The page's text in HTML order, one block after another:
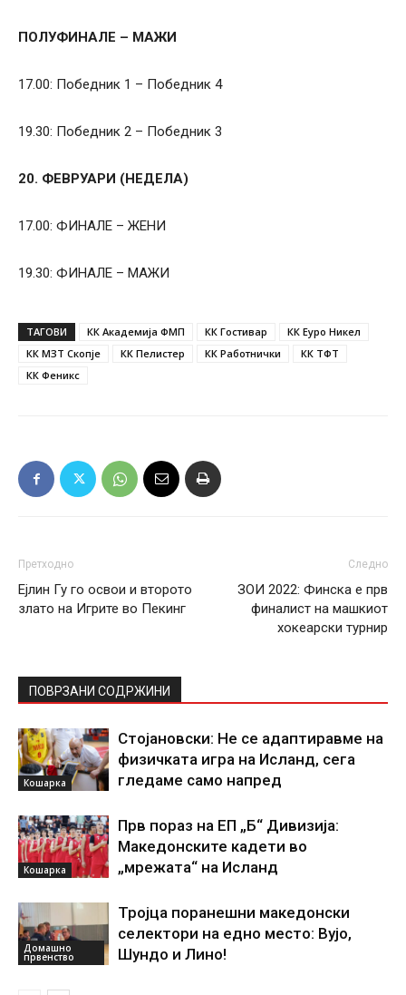
ПОЛУФИНАЛЕ – МАЖИ
17.00: Победник 1 – Победник 4
19.30: Победник 2 – Победник 3
20. ФЕВРУАРИ (НЕДЕЛА)
17.00: ФИНАЛЕ – ЖЕНИ
19.30: ФИНАЛЕ – МАЖИ
ТАГОВИ КК Академија ФМП КК Гостивар
КК Еуро Никел
КК МЗТ Скопје
КК Пелистер КК Работнички
КК ТФТ
КК Феникс
Претходно
Ејлин Гу го освои и второто
злато на Игрите во Пекинг
Следно
ЗОИ 2022: Финска е прв
финалист на машкиот
хокеарски турнир
ПОВРЗАНИ СОДРЖИНИ
Кошарка
Стојановски: Не се адаптиравме на
физичката игра на Исланд, сега
гледаме само напред
Кошарка
Прв пораз на ЕП „Б“ Дивизија:
Македонските кадети во
„мрежата“ на Исланд
Домашно
првенство
Тројца поранешни македонски
селектори на едно место: Вујо,
Шундо и Лино!